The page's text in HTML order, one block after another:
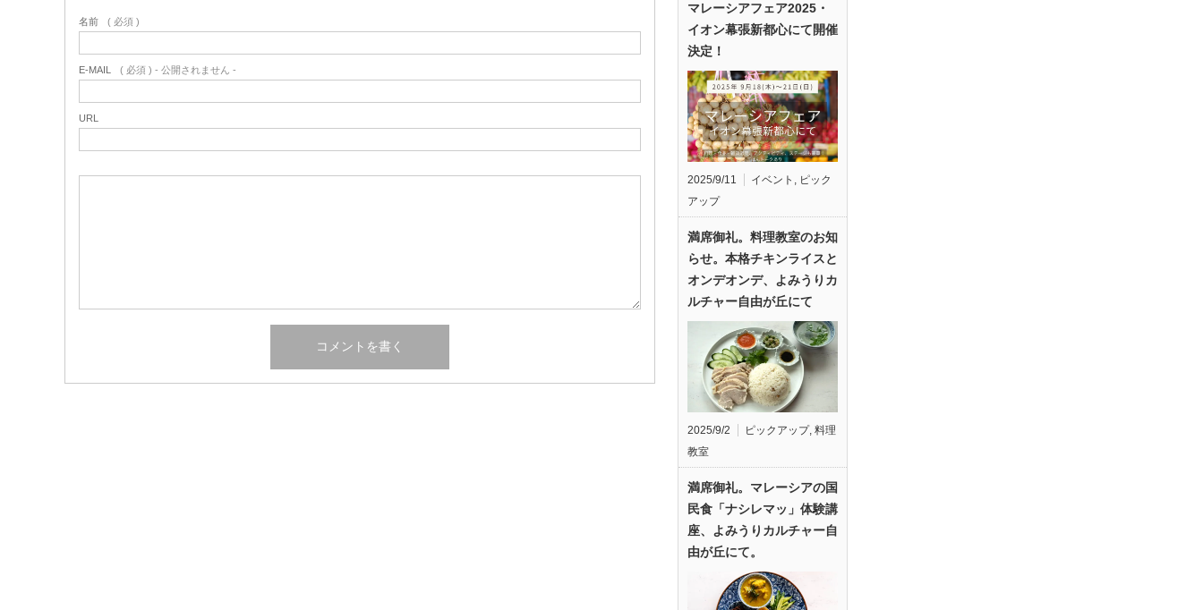
名前 ( 必須 )
E-MAIL ( 必須 ) - 公開されません -
URL
マレーシアフェア2025・
イオン幕張新都心にて開催
決定！
2025/9/11 イベント , ピック
アップ
満席御礼。料理教室のお知
らせ。本格チキンライスと
オンデオンデ、よみうりカ
ルチャー自由が丘にて
2025/9/2 ピックアップ, 料理
教室
満席御礼。マレーシアの国
民食「ナシレマッ」体験講
座、よみうりカルチャー自
由が丘にて。